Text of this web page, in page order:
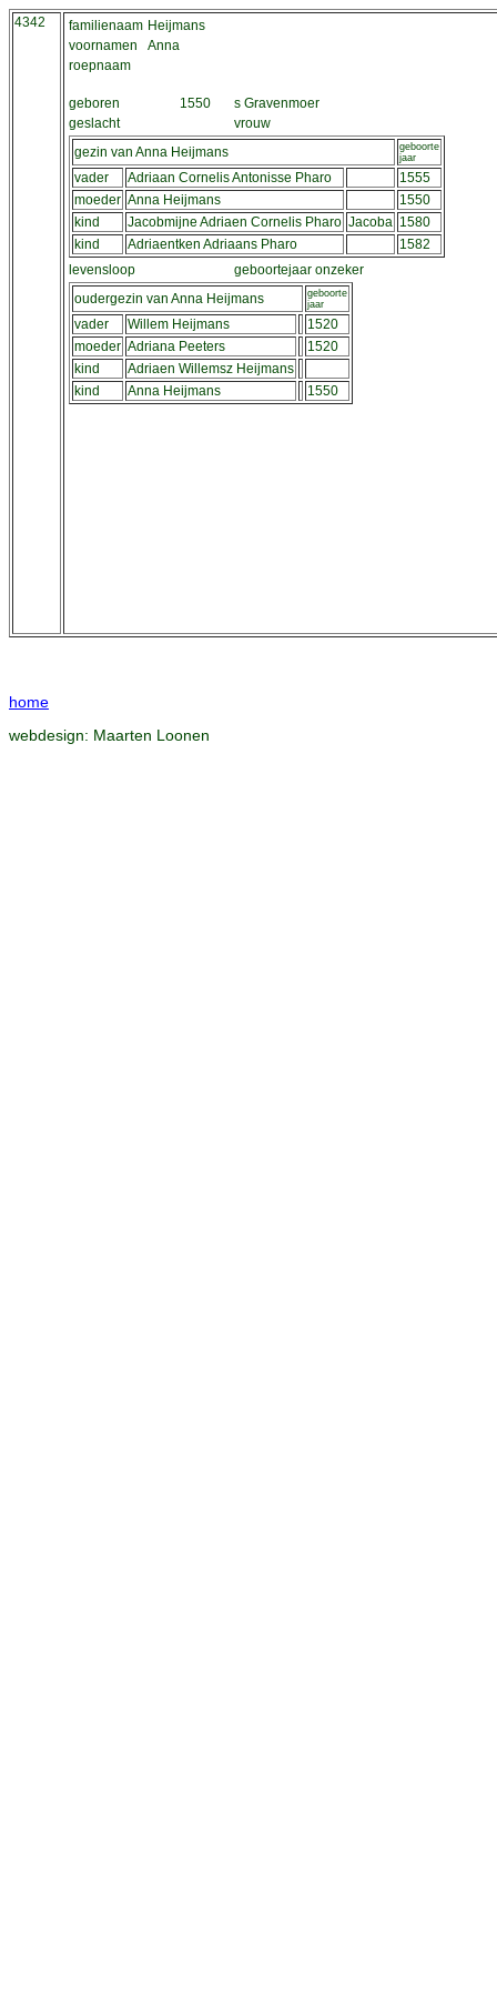
4342 familienaam Heijmans
voornamen
Anna
roepnaam
geboren 1550
s Gravenmoer
geslacht
vrouw
gezin van Anna Heijmans
geboorte
jaar
vader Adriaan Cornelis Antonisse Pharo
1555
moeder Anna Heijmans
1550
kind
Jacobmijne Adriaen Cornelis Pharo Jacoba 1580
kind
Adriaentken Adriaans Pharo
1582
levensloop
geboortejaar onzeker
oudergezin van Anna Heijmans
geboorte
jaar
vader Willem Heijmans
1520
moeder Adriana Peeters
1520
kind
Adriaen Willemsz Heijmans
kind
Anna Heijmans 1550
home
webdesign: Maarten Loonen